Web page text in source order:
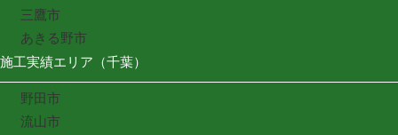
三鷹市
あきる野市
施工実績エリア（千葉）
野田市
流山市